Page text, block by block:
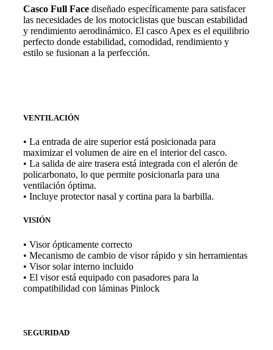
Casco Full Face diseñado específicamente para satisfacer
las necesidades de los motociclistas que buscan estabilidad
y rendimiento aerodinámico. El casco Apex es el equilibrio
perfecto donde estabilidad, comodidad, rendimiento y
estilo se fusionan a la perfección.
VENTILACIÓN
• La entrada de aire superior está posicionada para
maximizar el volumen de aire en el interior del casco.
• La salida de aire trasera está integrada con el alerón de
policarbonato, lo que permite posicionarla para una
ventilación óptima.
• Incluye protector nasal y cortina para la barbilla.
VISIÓN
• Visor ópticamente correcto
• Mecanismo de cambio de visor rápido y sin herramientas
• Visor solar interno incluido
• El visor está equipado con pasadores para la
compatibilidad con láminas Pinlock
SEGURIDAD